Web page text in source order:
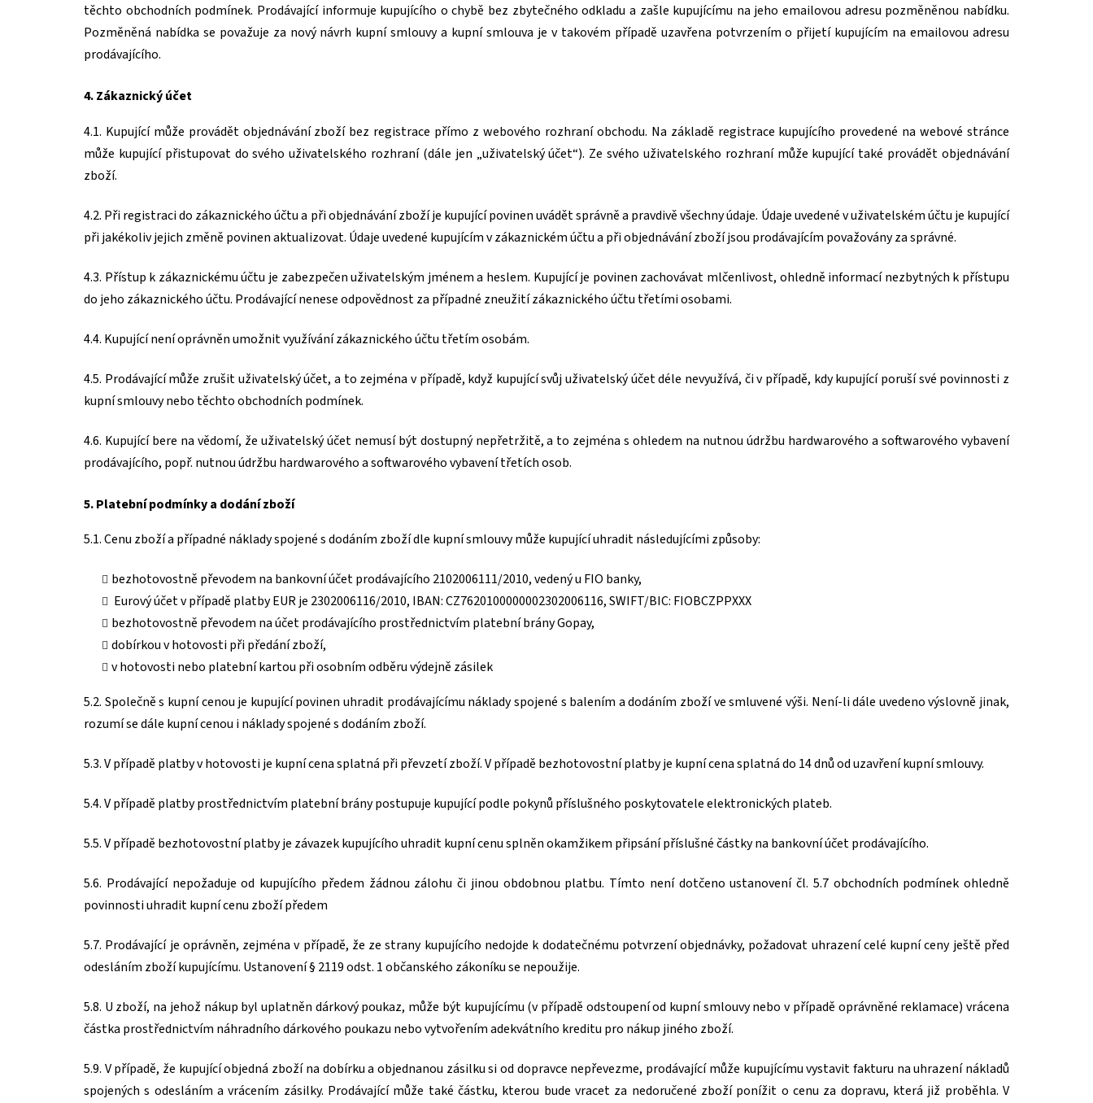
těchto obchodních podmínek. Prodávající informuje kupujícího o chybě bez zbytečného odkladu a zašle kupujícímu na jeho emailovou adresu pozměněnou nabídku.
Pozměněná nabídka se považuje za nový návrh kupní smlouvy a kupní smlouva je v takovém případě uzavřena potvrzením o přijetí kupujícím na emailovou adresu
prodávajícího.
4. Zákaznický účet
4.1. Kupující může provádět objednávání zboží bez registrace přímo z webového rozhraní obchodu. Na základě registrace kupujícího provedené na webové stránce
může kupující přistupovat do svého uživatelského rozhraní (dále jen „uživatelský účet“). Ze svého uživatelského rozhraní může kupující také provádět objednávání
zboží.
4.2. Při registraci do zákaznického účtu a při objednávání zboží je kupující povinen uvádět správně a pravdivě všechny údaje. Údaje uvedené v uživatelském účtu je kupující
při jakékoliv jejich změně povinen aktualizovat. Údaje uvedené kupujícím v zákaznickém účtu a při objednávání zboží jsou prodávajícím považovány za správné.
4.3. Přístup k zákaznickému účtu je zabezpečen uživatelským jménem a heslem. Kupující je povinen zachovávat mlčenlivost, ohledně informací nezbytných k přístupu
do jeho zákaznického účtu. Prodávající nenese odpovědnost za případné zneužití zákaznického účtu třetími osobami.
4.4. Kupující není oprávněn umožnit využívání zákaznického účtu třetím osobám.
4.5. Prodávající může zrušit uživatelský účet, a to zejména v případě, když kupující svůj uživatelský účet déle nevyužívá, či v případě, kdy kupující poruší své povinnosti z
kupní smlouvy nebo těchto obchodních podmínek.
4.6. Kupující bere na vědomí, že uživatelský účet nemusí být dostupný nepřetržitě, a to zejména s ohledem na nutnou údržbu hardwarového a softwarového vybavení
prodávajícího, popř. nutnou údržbu hardwarového a softwarového vybavení třetích osob.
5. Platební podmínky a dodání zboží
5.1. Cenu zboží a případné náklady spojené s dodáním zboží dle kupní smlouvy může kupující uhradit následujícími způsoby:
bezhotovostně převodem na bankovní účet prodávajícího 2102006111/2010, vedený u FIO banky,
Eurový účet v případě platby EUR je 2302006116/2010, IBAN:CZ7620100000002302006116, SWIFT/BIC: FIOBCZPPXXX
bezhotovostně převodem na účet prodávajícího prostřednictvím platební brány Gopay,
dobírkou v hotovosti při předání zboží,
v hotovosti nebo platební kartou při osobním odběru výdejně zásilek
5.2. Společně s kupní cenou je kupující povinen uhradit prodávajícímu náklady spojené s balením a dodáním zboží ve smluvené výši. Není-li dále uvedeno výslovně jinak,
rozumí se dále kupní cenou i náklady spojené s dodáním zboží.
5.3. V případě platby v hotovosti je kupní cena splatná při převzetí zboží. V případě bezhotovostní platby je kupní cena splatná do 14 dnů od uzavření kupní smlouvy.
5.4. V případě platby prostřednictvím platební brány postupuje kupující podle pokynů příslušného poskytovatele elektronických plateb.
5.5. V případě bezhotovostní platby je závazek kupujícího uhradit kupní cenu splněn okamžikem připsání příslušné částky na bankovní účet prodávajícího.
5.6. Prodávající nepožaduje od kupujícího předem žádnou zálohu či jinou obdobnou platbu. Tímto není dotčeno ustanovení čl. 5.7 obchodních podmínek ohledně
povinnosti uhradit kupní cenu zboží předem
5.7. Prodávající je oprávněn, zejména v případě, že ze strany kupujícího nedojde k dodatečnému potvrzení objednávky, požadovat uhrazení celé kupní ceny ještě před
odesláním zboží kupujícímu. Ustanovení § 2119 odst. 1 občanského zákoníku se nepoužije.
5.8. U zboží, na jehož nákup byl uplatněn dárkový poukaz, může být kupujícímu (v případě odstoupení od kupní smlouvy nebo v případě oprávněné reklamace) vrácena
částka prostřednictvím náhradního dárkového poukazu nebo vytvořením adekvátního kreditu pro nákup jiného zboží.
5.9. V případě, že kupující objedná zboží na dobírku a objednanou zásilku si od dopravce nepřevezme, prodávající může kupujícímu vystavit fakturu na uhrazení nákladů
spojených s odesláním a vrácením zásilky. Prodávající může také částku, kterou bude vracet za nedoručené zboží ponížit o cenu za dopravu, která již proběhla. V